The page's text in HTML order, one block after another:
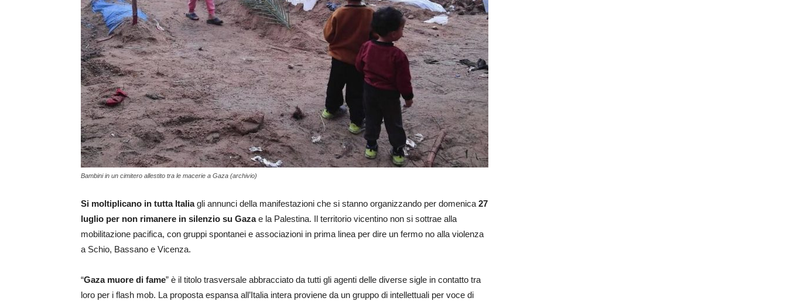
Bambini in un cimitero allestito tra le macerie a Gaza (archivio)
Si moltiplicano in tutta Italiagli annunci della manifestazioni che si stanno organizzando per domenica 27
luglio per non rimanere in silenzio su Gazae la Palestina. Il territorio vicentino non si sottrae alla
mobilitazione pacifica, con gruppi spontanei e associazioni in prima linea per dire un fermo no alla violenza
a Schio, Bassano e Vicenza.
“Gaza muore di fame” è il titolo trasversale abbracciato da tutti gli agenti delle diverse sigle in contatto tra
loro per i flash mob. La proposta espansa all’Italia intera proviene da un gruppo di intellettuali per voce di